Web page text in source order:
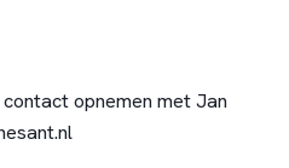
opnemen met Jan